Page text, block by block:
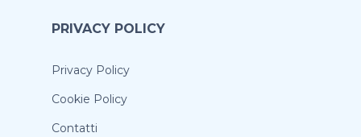
PRIVACY POLICY
Privacy Policy
Cookie Policy
Contatti